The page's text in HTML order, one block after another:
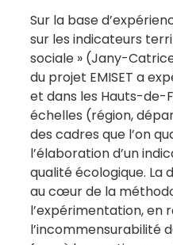
Sur la base
sur les indicateurs
sociale » (Jany-
du projet EMISET a
et dans les Hauts-de-
échelles (région,
des cadres que l’on
l’élaboration d’un
qualité écologique. La
au cœur de la
l’expérimentation, en
l’incommensurabilité